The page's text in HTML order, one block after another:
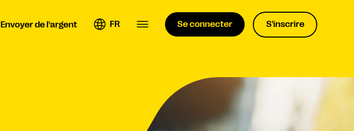
Envoyer de l'argent FR Se connecter S'inscrire